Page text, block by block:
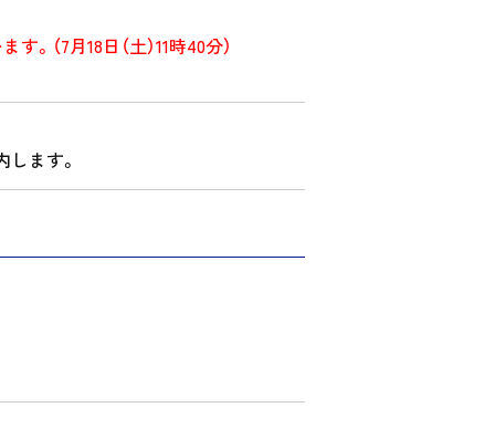
（7月18日（土）11時40分）
ます。